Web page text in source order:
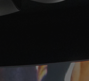
Utstillinger
Utforsk